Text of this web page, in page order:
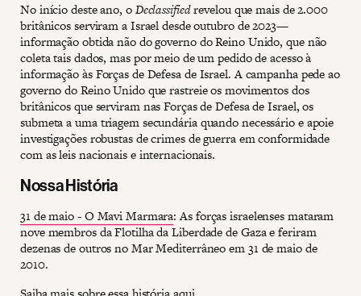
No início deste ano, oDeclassifiedrevelou que mais de 2.000
britânicos serviram a Israel desde outubro de 2023—
informação obtida não do governo do Reino Unido, que não
coleta tais dados, mas por meio de um pedido de acesso à
informação às Forças de Defesa de Israel. A campanha pede ao
governo do Reino Unido que rastreie os movimentos dos
britânicos que serviram nas Forças de Defesa de Israel, os
submeta a uma triagem secundária quando necessário e apoie
investigações robustas de crimes de guerra em conformidade
com as leis nacionais e internacionais.
Nossa História
31 de maio - O Mavi Marmara: As forças israelenses mataram
nove membros da Flotilha da Liberdade de Gaza e feriram
dezenas de outros no Mar Mediterrâneo em 31 de maio de
2010.